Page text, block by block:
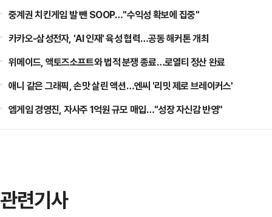
중계권 치킨게임 발 뺀 SOOP…"수익성 확보에 집중"
카카오-삼성전자, 'AI 인재' 육성 협력…공동 해커톤 개최
위메이드, 액토즈소프트와 법적 분쟁 종료…로열티 정산 완료
애니 같은 그래픽, 손맛 살린 액션…엔씨 '리밋 제로 브레이커스'
엠게임 경영진, 자사주 1억원 규모 매입…"성장 자신감 반영"
관련기사